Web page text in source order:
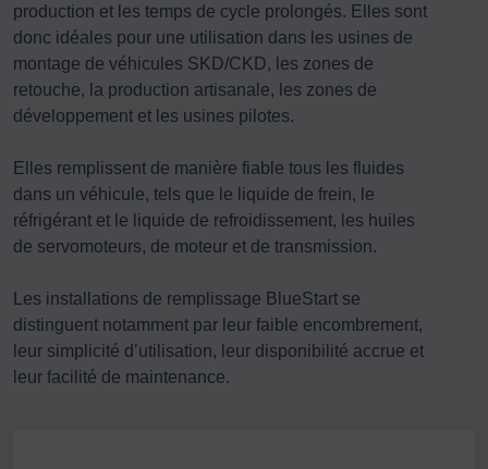
production et les temps de cycle prolongés. Elles sont
donc idéales pour une utilisation dans les usines de
montage de véhicules SKD/CKD, les zones de
retouche, la production artisanale, les zones de
développement et les usines pilotes.
Elles remplissent de manière fiable tous les fluides
dans un véhicule, tels que le liquide de frein, le
réfrigérant et le liquide de refroidissement, les huiles
de servomoteurs, de moteur et de transmission.
Les installations de remplissage BlueStart se
distinguent notamment par leur faible encombrement,
leur simplicité d’utilisation, leur disponibilité accrue et
leur facilité de maintenance.